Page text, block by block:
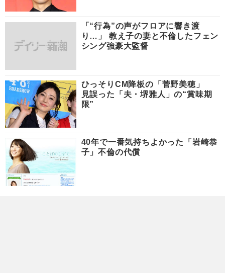
「“行為”の声がフロアに響き渡
り…」 教え子の妻と不倫したフェン
シング強豪大監督
ひっそりCM降板の「菅野美穂」
見誤った「夫・堺雅人」の“賞味期
限”
40年で一番気持ちよかった「岩崎恭
子」不倫の代償